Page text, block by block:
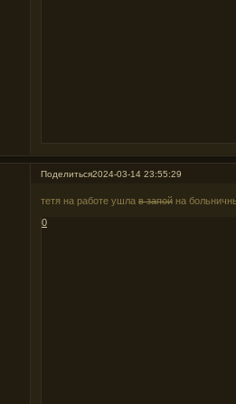
Поделиться2024-03-14 23:55:29
тетя на работе ушлав запой на
0